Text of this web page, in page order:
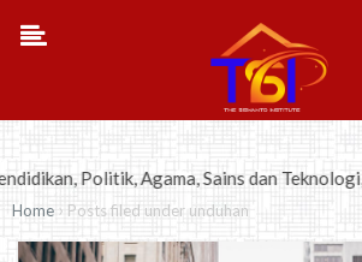
Pembelajaran, Bisnis-
Home › Posts filed under unduhan